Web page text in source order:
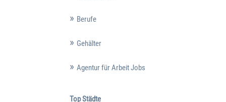
Berufe
Gehälter
Agentur für Arbeit Jobs
Top Städte